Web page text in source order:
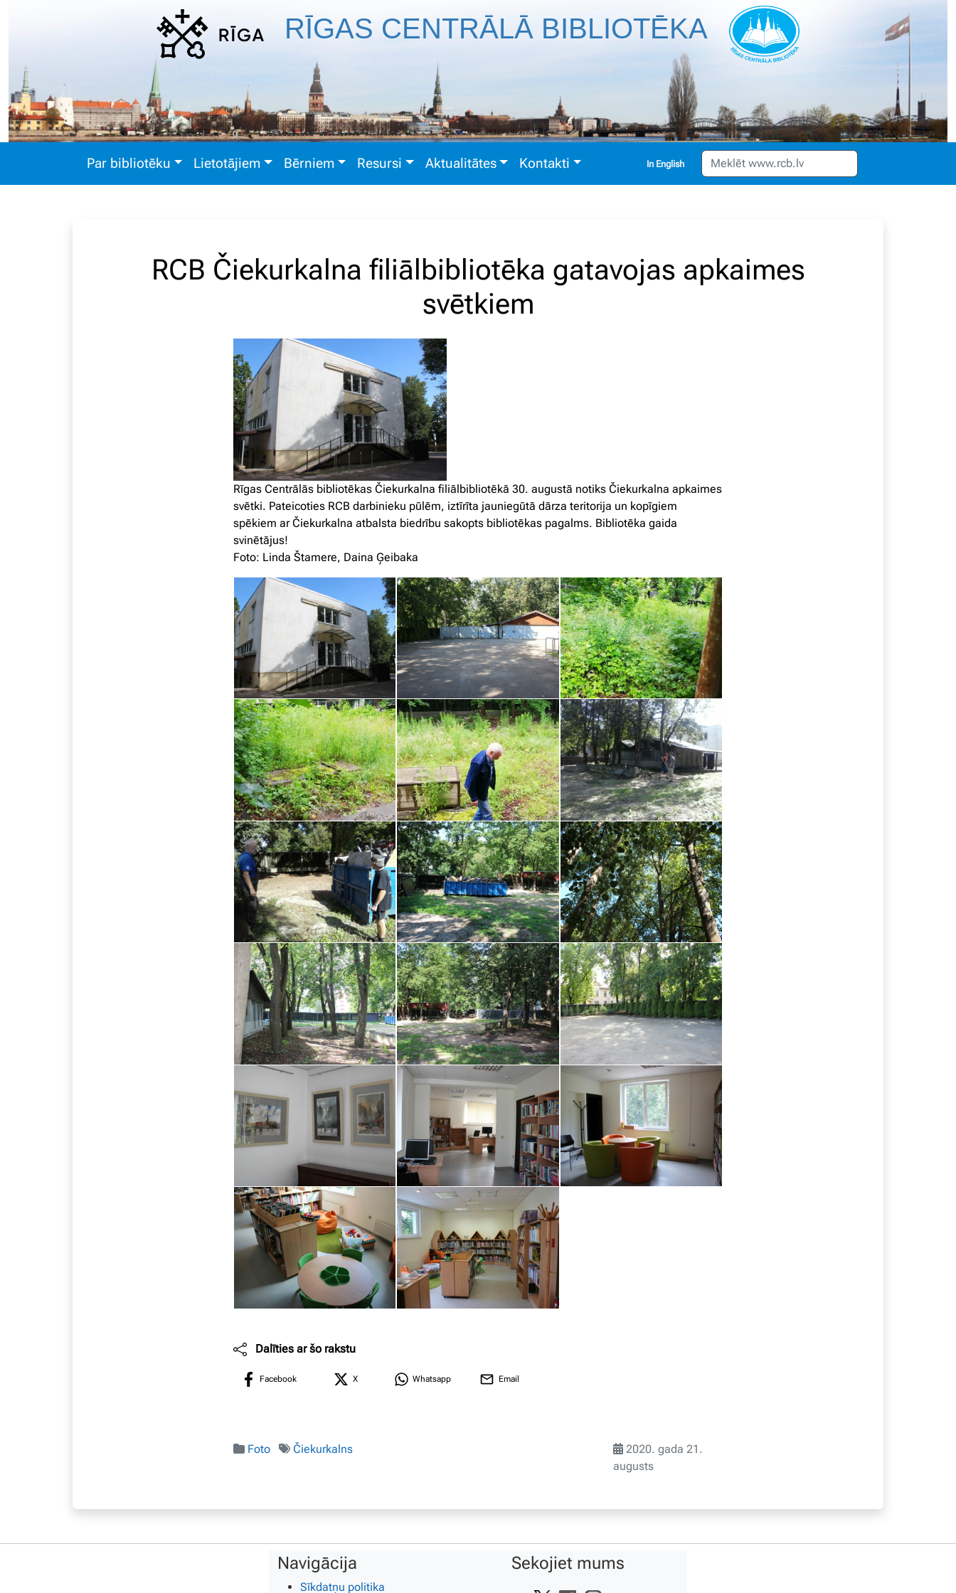
RĪGAS CENTRĀLĀ BIBLIOTĒKA
Par bibliotēku Lietotājiem Bērniem Resursi Aktualitātes Kontakti English
RCB Čiekurkalna filiālbibliotēka gatavojas apkaimes
svētkiem
Rīgas Centrālās bibliotēkas Čiekurkalna filiālbibliotēkā 30. augustā notiks Čiekurkalna apkaimes
svētki. Pateicoties RCB darbinieku pūlēm, iztīrīta jauniegūtā dārza teritorija un kopīgiem
spēkiem ar Čiekurkalna atbalsta biedrību sakopts bibliotēkas pagalms. Bibliotēka gaida
svinētājus!
Foto: Linda Štamere, Daina Ģeibaka
Dalīties ar šo rakstu
Facebook X Whatsapp Email
Foto Čiekurkalns
2020. gada 21.
augusts
Navigācija
Sīkdatņu politika
Sekojiet mums